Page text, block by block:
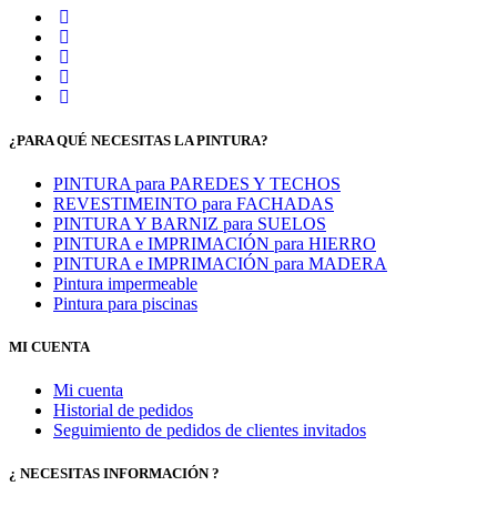
¿PARA QUÉ NECESITAS LA PINTURA?
PINTURA para PAREDES Y TECHOS
REVESTIMEINTO para FACHADAS
PINTURA Y BARNIZ para SUELOS
PINTURA e IMPRIMACIÓN para HIERRO
PINTURA e IMPRIMACIÓN para MADERA
Pintura impermeable
Pintura para piscinas
MI CUENTA
Mi cuenta
Historial de pedidos
Seguimiento de pedidos de clientes invitados
¿ NECESITAS INFORMACIÓN ?